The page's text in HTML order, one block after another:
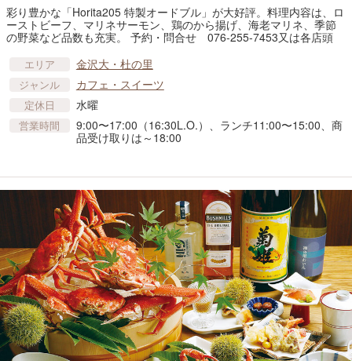
彩り豊かな「Horita205 特製オードブル」が大好評。料理内容は、ロ
ーストビーフ、マリネサーモン、鶏のから揚げ、海老マリネ、季節
の野菜など品数も充実。 予約・問合せ 076-255-7453又は各店頭
エリア 金沢大・杜の里
ジャンル カフェ・スイーツ
定休日 水曜
営業時間
9:00〜17:00（16:30L.O.）、ランチ11:00〜15:00、商
品受け取りは～18:00